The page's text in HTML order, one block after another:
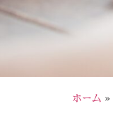
ホーム »